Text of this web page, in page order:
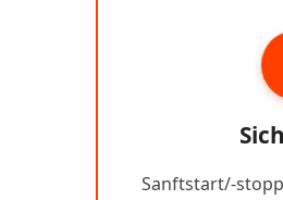
Sanftstart/-